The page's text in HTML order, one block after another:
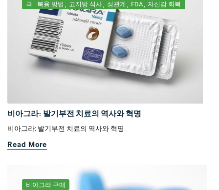
극
복용 방법 고지방 식사 성관계 FDA 자신감 회복
비아그라: 발기부전 치료의 역사와 혁명
비아그라: 발기부전 치료의 역사와 혁명
Read More
비아그라 구매